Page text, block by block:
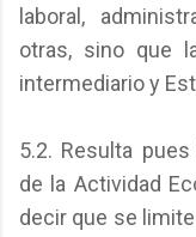
laboral,
otras, sino que
intermediario y
5.2. Resulta
de la Actividad
decir que se